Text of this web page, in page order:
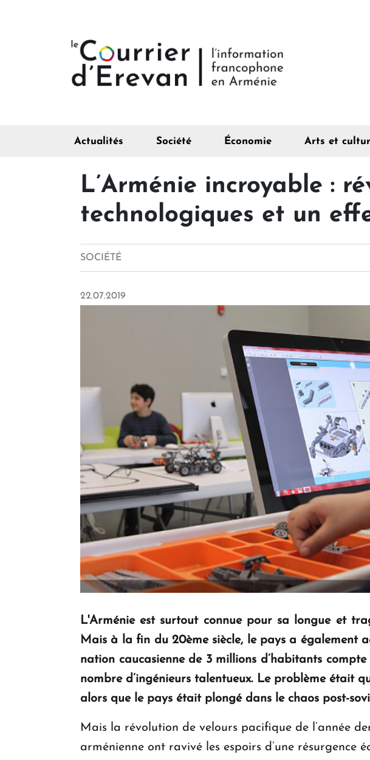
Actualités Société Économie Arts et
L’Arménie incroyable :
technologiques et un
SOCIÉTÉ
22.07.2019
L'Arménie est surtout connue pour sa longue et
Mais à la fin du 20ème siècle, le pays a également
nation caucasienne de 3 millions d’habitants
nombre d’ingénieurs talentueux. Le problème était
alors que le pays était plongé dans le chaos post-
Mais la révolution de velours pacifique de l’année
arménienne ont ravivé les espoirs d’une